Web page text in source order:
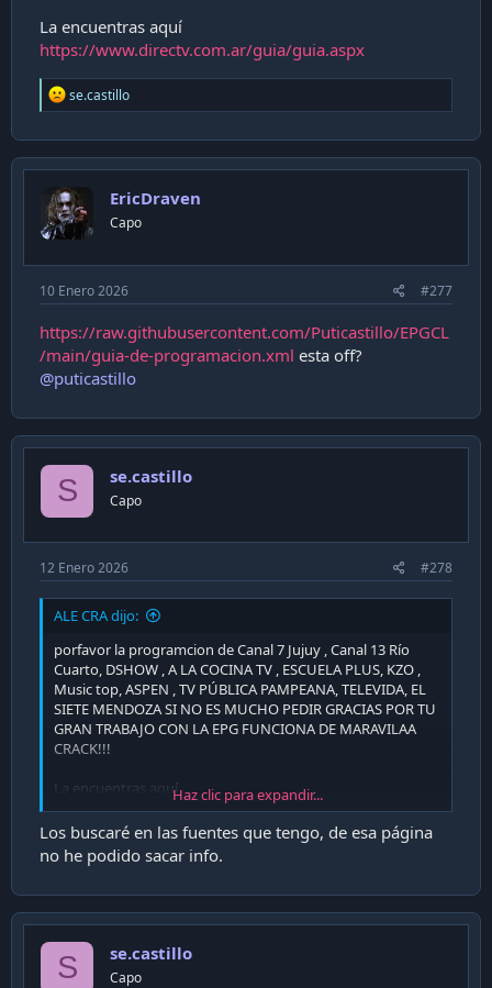
La encuentras aquí
https://www.directv.com.ar/guia/guia.aspx
R
e
c
t
o
n
s
se.castillo
EricDraven
Capo
10 Enero 2026 #277
https://raw.githubusercontent.com/Puticastillo/EPGCL
/main/guia-de-programacion.xml esta off?
@puticastillo
S se.castillo
Capo
12 Enero 2026 #278
ALE CRA dijo:
porfavor la programcion de Canal 7 Jujuy , Canal 13 Río
Cuarto, DSHOW , A LA COCINA TV , ESCUELA PLUS, KZO ,
Music top, ASPEN , TV PÚBLICA PAMPEANA, TELEVIDA, EL
SIETE MENDOZA SI NO ES MUCHO PEDIR GRACIAS POR TU
GRAN TRABAJO CON LA EPG FUNCIONA DE MARAVILAA
CRACK!!!
La encuentras aquí
https://www.directv.com.ar/guia/guia.aspx
Haz clic para expandir...
Los buscaré en las fuentes que tengo, de esa página
no he podido sacar info.
S se.castillo
Capo